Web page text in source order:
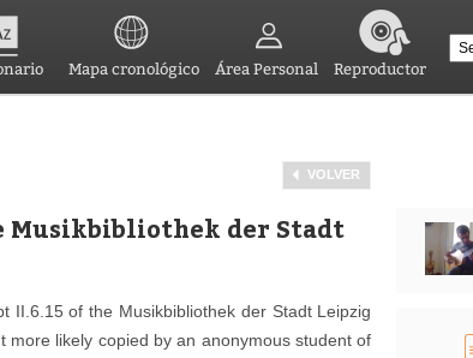
Mapa cronológico Área Personal Reproductor
VOLVER
Musikbibliothek der Stadt
II.6.15 of the Musikbibliothek der Stadt Leipzig
more likely copied by an anonymous student of